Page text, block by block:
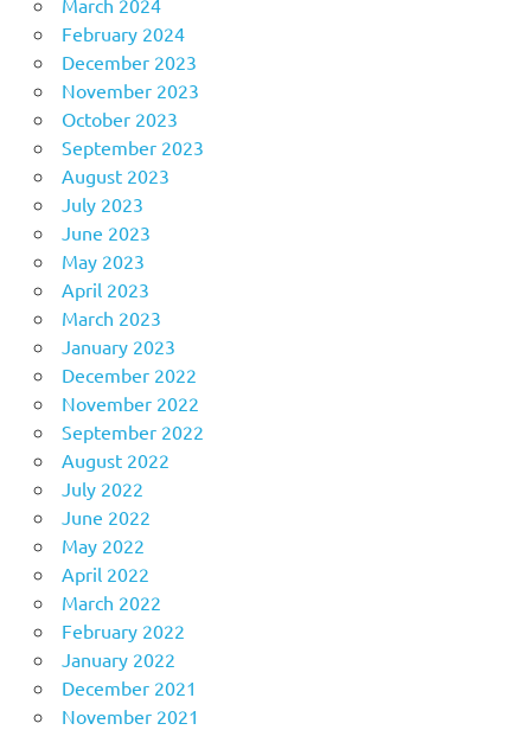
March 2024
February 2024
December 2023
November 2023
October 2023
September 2023
August 2023
July 2023
June 2023
May 2023
April 2023
March 2023
January 2023
December 2022
November 2022
September 2022
August 2022
July 2022
June 2022
May 2022
April 2022
March 2022
February 2022
January 2022
December 2021
November 2021